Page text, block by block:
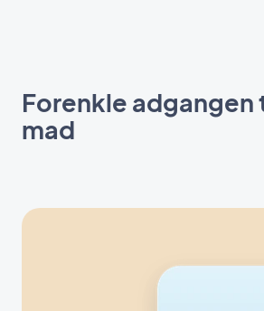
Forenkle adgangen
mad